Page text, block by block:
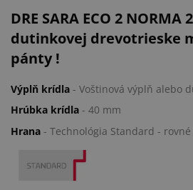
DRE SARA ECO 2 NORMA
dutinkovej drevotrieske
pánty !
Výplň krídla - Voštinová výplň alebo
Hrúbka krídla - 40 mm
Hrana - Technológia Standard -